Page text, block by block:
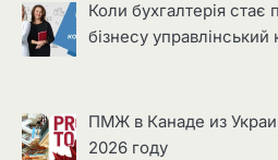
Коли бухгалтерія
бізнесу управлінський
ПМЖ в Канаде из
2026 году